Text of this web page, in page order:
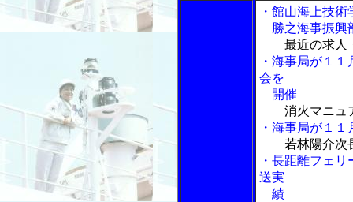
・館山海上技
勝之海事振興
最近の求人
・海事局が１
会を
開催
消火マニュ
・海事局が１
若林陽介次
・長距離フェ
送実
績